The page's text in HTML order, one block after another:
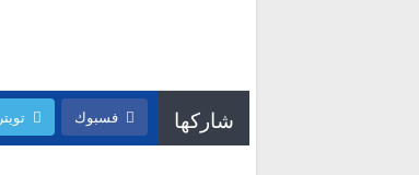
شاركها فسبوك تويتر